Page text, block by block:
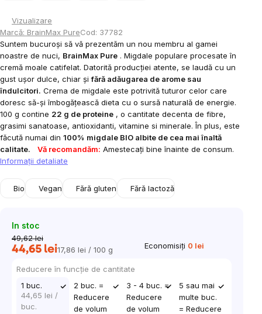
Vizualizare
Marcă: BrainMax PureCod: 37782
Suntem bucuroși să vă prezentăm un nou membru al gamei
noastre de nuci, BrainMax Pure . Migdale populare procesate în
cremă moale catifelat. Datorită producției atente, se laudă cu un
gust ușor dulce, chiar și fără adăugarea de arome sau
îndulcitori. Crema de migdale este potrivită tuturor celor care
doresc să-și îmbogățească dieta cu o sursă naturală de energie.
100 g contine 22 g de proteine , o cantitate decenta de fibre,
grasimi sanatoase, antioxidanti, vitamine si minerale. În plus, este
făcută numai din 100% migdale BIO albite de cea mai înaltă
calitate.
Vă recomandăm: Amestecați bine înainte de consum.
Informaţii detaliate
Bio Vegan Fără gluten Fără lactoză
In stoc
49,62 lei
44,65 leiEvaluare
preţ:
17,86 lei / 100 g Economisiţi 0 lei
Reducere în funcţie de cantitate
1 buc.
44,65 lei /
buc.
2 buc. =
Reducere
de volum
3 - 4 buc. =
Reducere
de volum
5 sau mai
multe buc.
= Reducere